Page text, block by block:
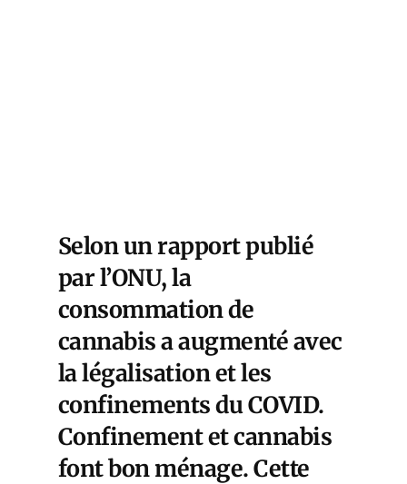
Selon un rapport publié
par l’ONU, la
consommation de
cannabis a augmenté avec
la légalisation et les
confinements du COVID.
Confinement et cannabis
font bon ménage. Cette